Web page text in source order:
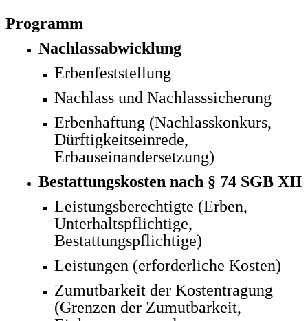
Programm
Nachlassabwicklung
Erbenfeststellung
Nachlass und Nachlasssicherung
Erbenhaftung (Nachlasskonkurs,
Dürftigkeitseinrede,
Erbauseinandersetzung)
Bestattungskosten nach § 74 SGB XII
Leistungsberechtigte (Erben,
Unterhaltspflichtige,
Bestattungspflichtige)
Leistungen (erforderliche Kosten)
Zumutbarkeit der Kostentragung
(Grenzen der Zumutbarkeit,